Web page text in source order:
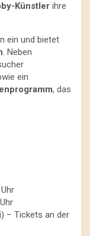
Künstler ihre
ein und bietet
. Neben
ein
, das
– Tickets an der